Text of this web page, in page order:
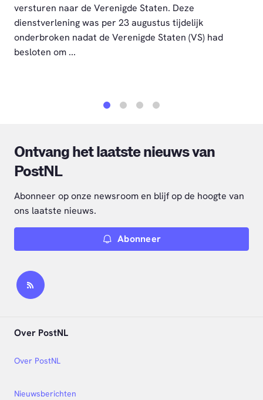
versturen naar de Verenigde Staten. Deze
dienstverlening was per 23 augustus tijdelijk
onderbroken nadat de Verenigde Staten (VS) had
besloten om ...
Ontvang het laatste nieuws van
PostNL
Abonneer op onze newsroom en blijf op de hoogte van
ons laatste nieuws.
Abonneer
Over PostNL
Nieuwsberichten
Over PostNL